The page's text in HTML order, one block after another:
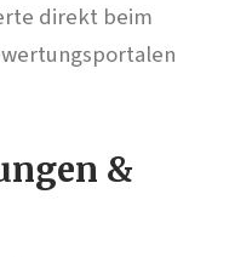
direkt beim
&